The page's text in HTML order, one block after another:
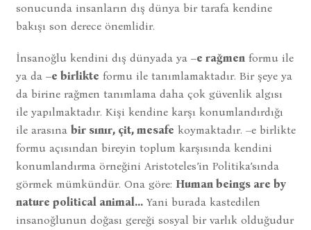
sonucunda insanların dış dünya bir tarafa kendine
bakışı son derece önemlidir.
İnsanoğlu kendini dış dünyada ya –e rağmen formu ile
ya da –e birlikte formu ile tanımlamaktadır. Bir şeye ya
da birine rağmen tanımlama daha çok güvenlik algısı
ile yapılmaktadır. Kişi kendine karşı konumlandırdığı
ile arasına bir sınır, çit, mesafe koymaktadır. –e birlikte
formu açısından bireyin toplum karşısında kendini
konumlandırma örneğini Aristoteles’in Politika’sında
görmek mümkündür. Ona göre: Human beings are by
nature political animal...Yani burada kastedilen
insanoğlunun doğası gereği sosyal bir varlık olduğudur